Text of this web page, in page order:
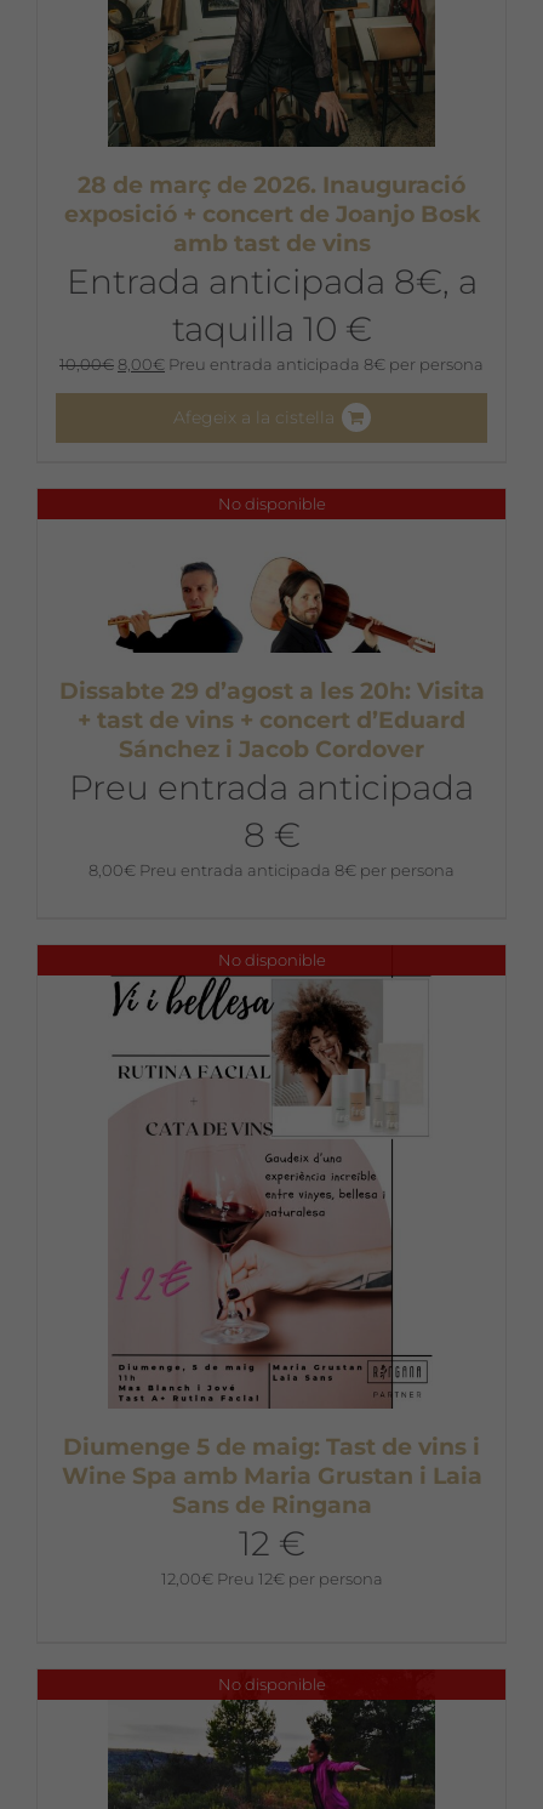
28 de març de 2026. Inauguració
exposició + concert de Joanjo Bosk
amb tast de vins
Entrada anticipada 8€, a
taquilla 10 €
10,00€ El
8,00€ El
és:
Preu entrada anticipada 8€ per persona
Afegeix a la cistella
No disponible
Dissabte 29 d’agost a les 20h: Visita
+ tast de vins + concert d’Eduard
Sánchez i Jacob Cordover
Preu entrada anticipada
8 €
8,00€ Preu entrada anticipada 8€ per persona
No disponible
Diumenge 5 de maig: Tast de vins i
Wine Spa amb Maria Grustan i Laia
Sans de Ringana
12 €
12,00€ Preu 12€ per persona
No disponible